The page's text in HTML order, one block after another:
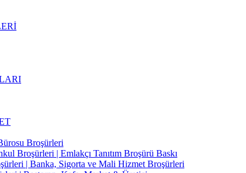
Broşürleri
Broşürleri | Emlakçı Tanıtım Broşürü Baskı
| Banka, Sigorta ve Mali Hizmet Broşürleri